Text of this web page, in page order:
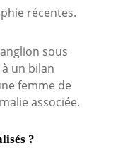
récentes.
sous
un bilan
femme de
associée.
?